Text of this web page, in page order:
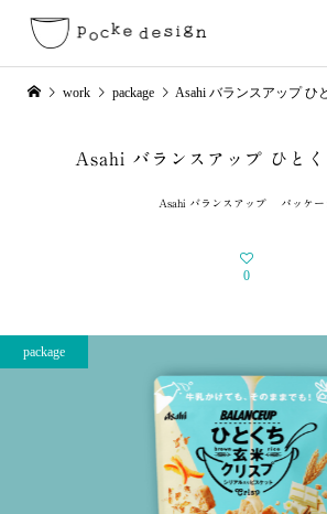
work package Asahi バランスアップ ひ
Asahi バランスアップ ひと
Asahi バランスアップ パッケー
0
package